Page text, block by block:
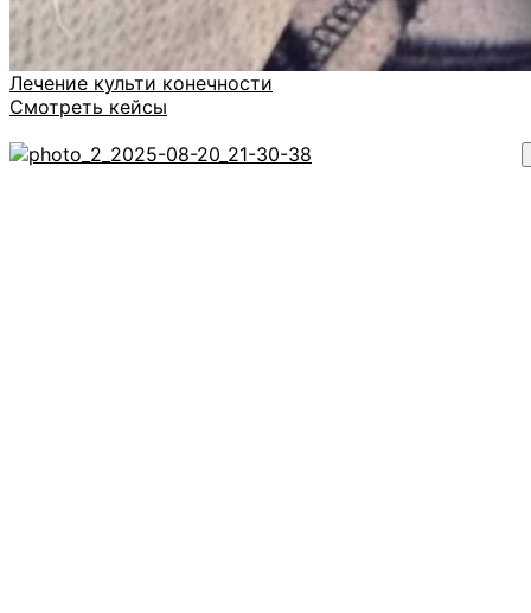
Лечение культи конечности
Смотреть кейсы